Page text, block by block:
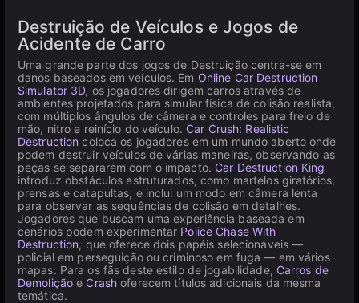
Destruição de Veículos e Jogos de
Acidente de Carro
Uma grande parte dos jogos de Destruição centra-se em
danos baseados em veículos. Em Online Car Destruction
Simulator 3D, os jogadores dirigem carros através de
ambientes projetados para simular física de colisão realista,
com múltiplos ângulos de câmera e controles para freio de
mão, nitro e reinício do veículo. Car Crush: Realistic
Destruction coloca os jogadores em um mundo aberto onde
podem destruir veículos de várias maneiras, observando as
peças se separarem com o impacto. Car Destruction King
introduz obstáculos estruturados, como martelos giratórios,
prensas e catapultas, e inclui um modo em câmera lenta
para observar as sequências de colisão em detalhes.
Jogadores que buscam uma experiência baseada em
cenários podem experimentar Police Chase With
Destruction, que oferece dois papéis selecionáveis —
policial em perseguição ou criminoso em fuga — em vários
mapas. Para os fãs deste estilo de jogabilidade, Carros de
Demolição e Crash oferecem títulos adicionais da mesma
temática.